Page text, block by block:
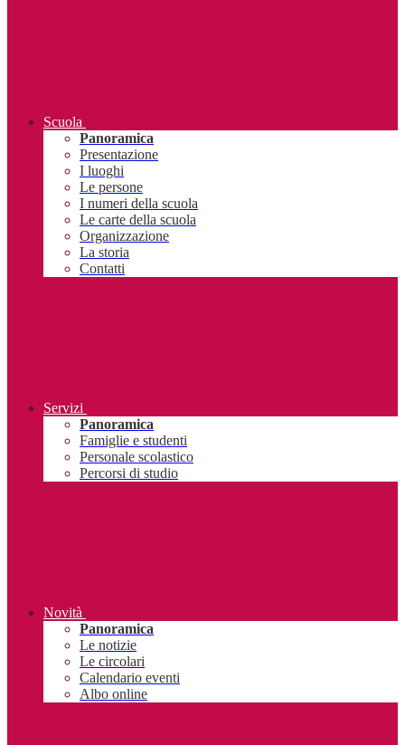
Scuola
Panoramica
Presentazione
I luoghi
Le persone
I numeri della scuola
Le carte della scuola
Organizzazione
La storia
Contatti
Servizi
Panoramica
Famiglie e studenti
Personale scolastico
Percorsi di studio
Novità
Panoramica
Le notizie
Le circolari
Calendario eventi
Albo online